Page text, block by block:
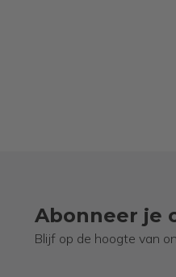
Abonneer je
Blijf op de hoogte van